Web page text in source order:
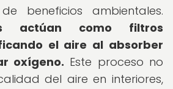
beneficios ambientales.
actúan como filtros
el aire al absorber
oxígeno. Este proceso no
del aire en interiores,